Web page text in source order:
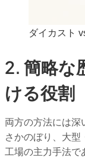
ダイカスト
2. 簡略な
ける役割
両方の方法には深
さかのぼり、大型
工場の主力手法で